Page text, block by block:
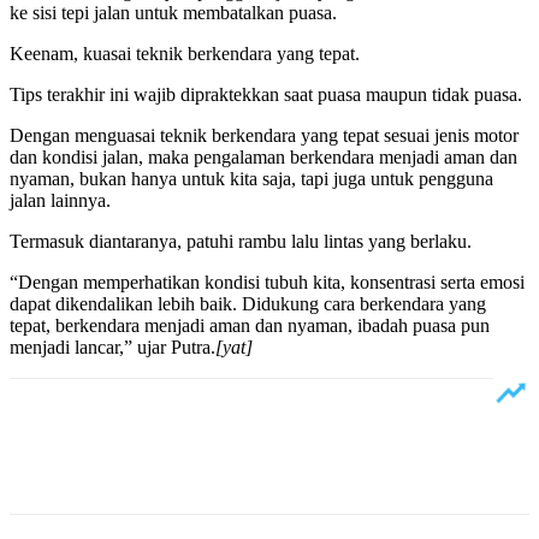
ke sisi tepi jalan untuk membatalkan puasa.
Keenam, kuasai teknik berkendara yang tepat.
Tips terakhir ini wajib dipraktekkan saat puasa maupun tidak puasa.
Dengan menguasai teknik berkendara yang tepat sesuai jenis motor
dan kondisi jalan, maka pengalaman berkendara menjadi aman dan
nyaman, bukan hanya untuk kita saja, tapi juga untuk pengguna
jalan lainnya.
Termasuk diantaranya, patuhi rambu lalu lintas yang berlaku.
“Dengan memperhatikan kondisi tubuh kita, konsentrasi serta emosi
dapat dikendalikan lebih baik. Didukung cara berkendara yang
tepat, berkendara menjadi aman dan nyaman, ibadah puasa pun
menjadi lancar,” ujar Putra.[yat]